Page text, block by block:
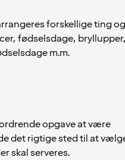
forskellige ting og
fødselsdage,
m.m.
opgave at være
det rigtige sted til at
skal serveres.